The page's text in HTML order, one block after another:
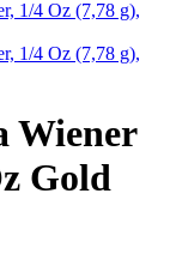
Wiener
Gold